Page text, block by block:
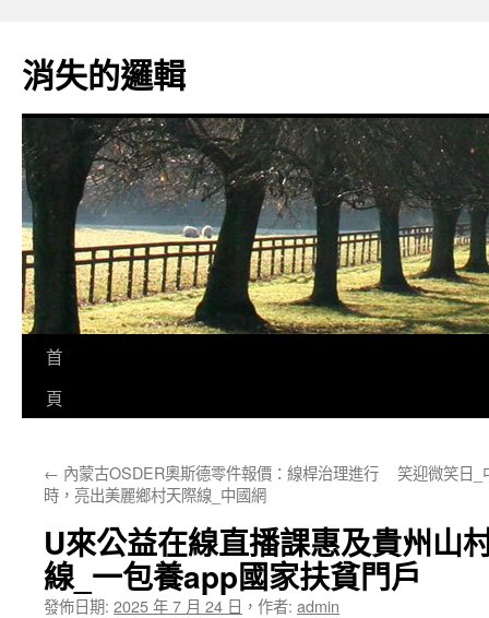
主
要
消失的邏輯
首
頁
← 內蒙古OSDER奧斯德零件報價：線桿治理進行
時，亮出美麗鄉村天際線_中國網
笑迎微笑日_
U來公益在線直播課惠及貴州山
線_一包養app國家扶貧門戶
發佈日期: 2025 年 7 月 24 日 ， 作者: admin